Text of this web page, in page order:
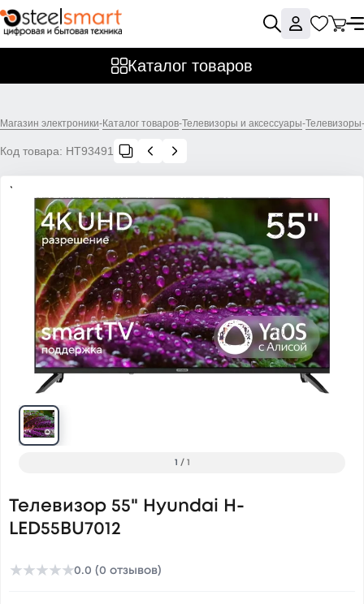
Каталог товаров
Магазин электроники-Каталог товаров-Телевизоры и аксессуары-Телевизоры-
Код товара: НТ93491
1 / 1
Телевизор 55" Hyundai H-
LED55BU7012
★★★★★0.0 (0 отзывов)